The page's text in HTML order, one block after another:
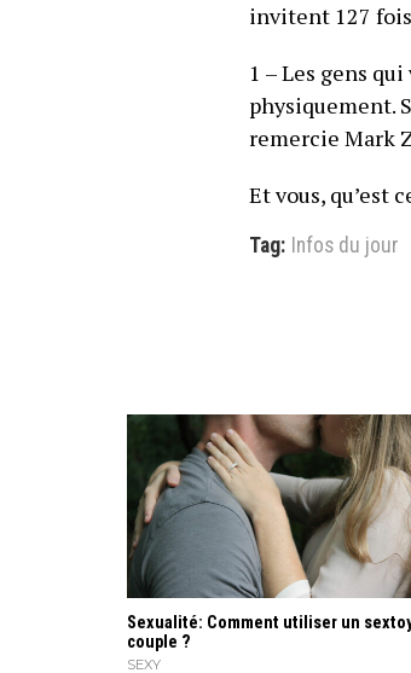
invitent 127
1 – Les gens
physiquement.
remercie Mark
Et vous, qu’est
Tag: Infos du jour
Sexualité: Comment utiliser un
couple ?
SEXY